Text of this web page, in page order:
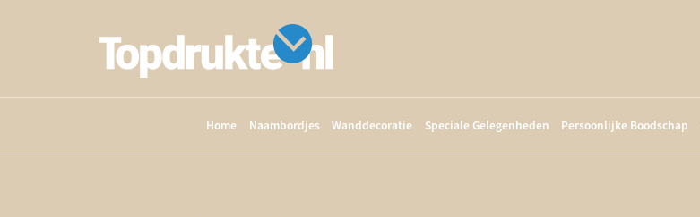
Home Naambordjes Wanddecoratie Speciale Gelegenheden Persoonlijke Boodschap